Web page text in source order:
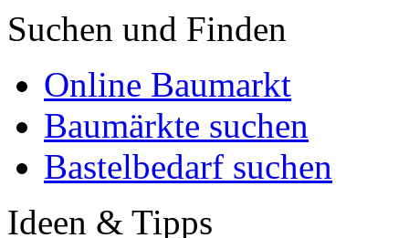
Suchen und Finden
Online Baumarkt
Baumärkte suchen
Bastelbedarf suchen
Ideen & Tipps